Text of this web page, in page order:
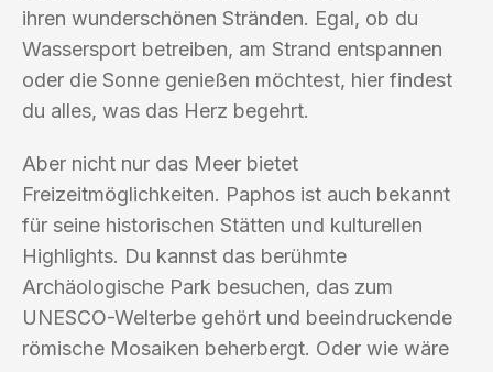
ihren wunderschönen Stränden. Egal, ob du
Wassersport betreiben, am Strand entspannen
oder die Sonne genießen möchtest, hier findest
du alles, was das Herz begehrt.
Aber nicht nur das Meer bietet
Freizeitmöglichkeiten. Paphos ist auch bekannt
für seine historischen Stätten und kulturellen
Highlights. Du kannst das berühmte
Archäologische Park besuchen, das zum
UNESCO-Welterbe gehört und beeindruckende
römische Mosaiken beherbergt. Oder wie wäre